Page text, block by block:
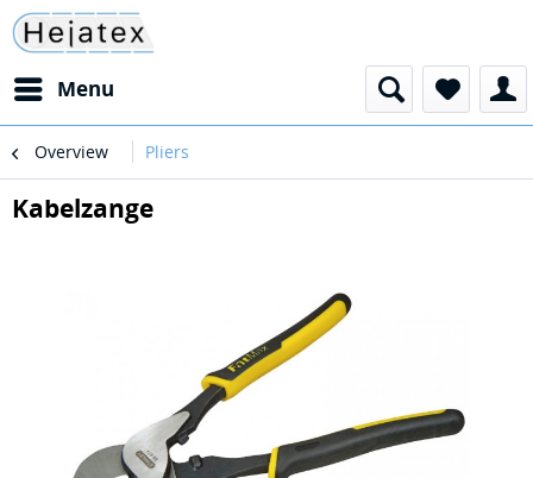
Menu
Overview Pliers
Kabelzange